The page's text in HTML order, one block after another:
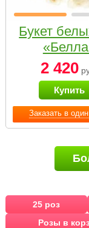
Заказать в
Букет
2 420
Купить
25 роз
Розы в